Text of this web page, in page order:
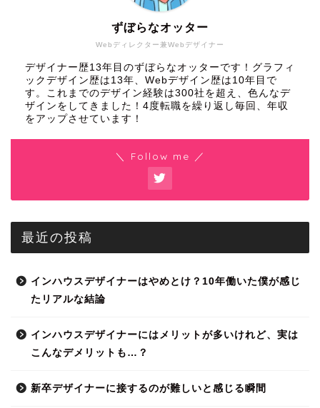
Webディレクター兼Webデザイナー
ずぼらなオッター
デザイナー歴13年目のずぼらなオッターです！グラフィ
ックデザイン歴は13年、Webデザイン歴は10年目で
す。これまでのデザイン経験は300社を超え、色んなデ
ザインをしてきました！4度転職を繰り返し毎回、年収
をアップさせています！
＼ Follow me ／
最近の投稿
インハウスデザイナーはやめとけ？10年働いた僕が感じ
たリアルな結論
インハウスデザイナーにはメリットが多いけれど、実は
こんなデメリットも…？
新卒デザイナーに接するのが難しいと感じる瞬間